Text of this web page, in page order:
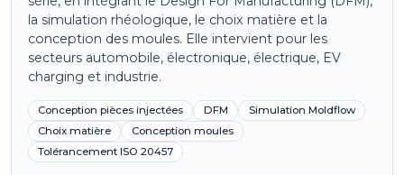
la simulation rhéologique, le choix matière et la
conception des moules. Elle intervient pour les
secteurs automobile, électronique, électrique, EV
charging et industrie.
Conception pièces injectées DFM
Simulation Moldflow
Choix matière
Conception moules
Tolérancement ISO 20457